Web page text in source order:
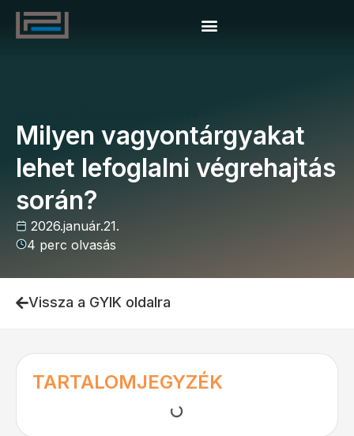
Milyen vagyontárgyakat
lehet lefoglalni végrehajtás
során?
2026.január.21.
4 perc olvasás
Vissza a GYIK oldalra
TARTALOMJEGYZÉK